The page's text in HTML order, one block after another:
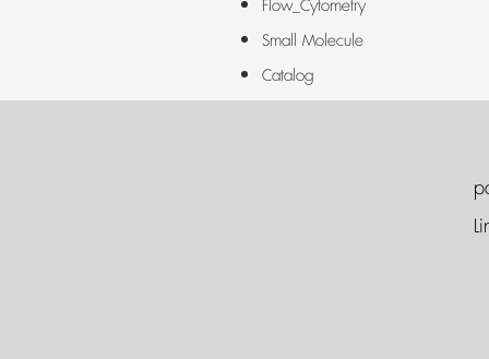
Flow_Cytometry
Small Molecule
Catalog